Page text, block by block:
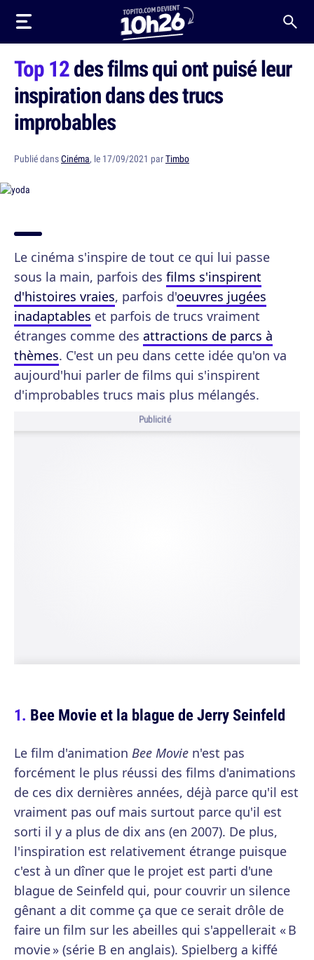
Top 12des films qui ont puisé leur
inspiration dans des trucs
improbables
Publié dansCinéma, le 17/09/2021 parTimbo
Le cinéma s'inspire de tout ce qui lui passe
sous la main, parfois des films s'inspirent
d'histoires vraies, parfois d'oeuvres jugées
inadaptables et parfois de trucs vraiment
étranges comme des attractions de parcs à
thèmes. C'est un peu dans cette idée qu'on va
aujourd'hui parler de films qui s'inspirent
d'improbables trucs mais plus mélangés.
Publicité
Bee Movie et la blague de Jerry Seinfeld
Le film d'animation Bee Movie n'est pas
forcément le plus réussi des films d'animations
de ces dix dernières années, déjà parce qu'il est
vraiment pas ouf mais surtout parce qu'il est
sorti il y a plus de dix ans (en 2007). De plus,
l'inspiration est relativement étrange puisque
c'est à un dîner que le projet est parti d'une
blague de Seinfeld qui, pour couvrir un silence
gênant a dit comme ça que ce serait drôle de
faire un film sur les abeilles qui s'appellerait « B
movie » (série B en anglais). Spielberg a kiffé